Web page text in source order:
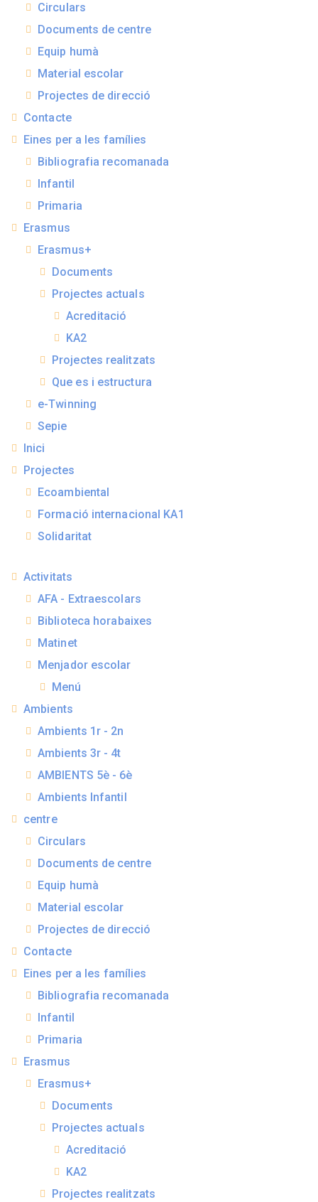
Circulars
Documents de centre
Equip humà
Material escolar
Projectes de direcció
Contacte
Eines per a les famílies
Bibliografia recomanada
Infantil
Primaria
Erasmus
Erasmus+
Documents
Projectes actuals
Acreditació
KA2
Projectes realitzats
Que es i estructura
e-Twinning
Sepie
Inici
Projectes
Ecoambiental
Formació internacional KA1
Solidaritat
Activitats
AFA - Extraescolars
Biblioteca horabaixes
Matinet
Menjador escolar
Menú
Ambients
Ambients 1r - 2n
Ambients 3r - 4t
AMBIENTS 5è - 6è
Ambients Infantil
centre
Circulars
Documents de centre
Equip humà
Material escolar
Projectes de direcció
Contacte
Eines per a les famílies
Bibliografia recomanada
Infantil
Primaria
Erasmus
Erasmus+
Documents
Projectes actuals
Acreditació
KA2
Projectes realitzats